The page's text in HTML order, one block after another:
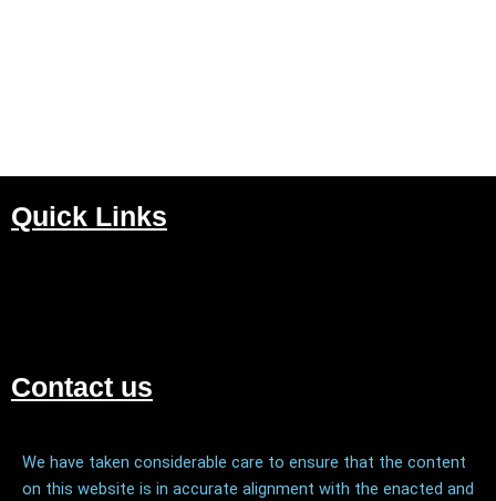
Quick Links
Contact us
We have taken considerable care to ensure that the content
on this website is in accurate alignment with the enacted and